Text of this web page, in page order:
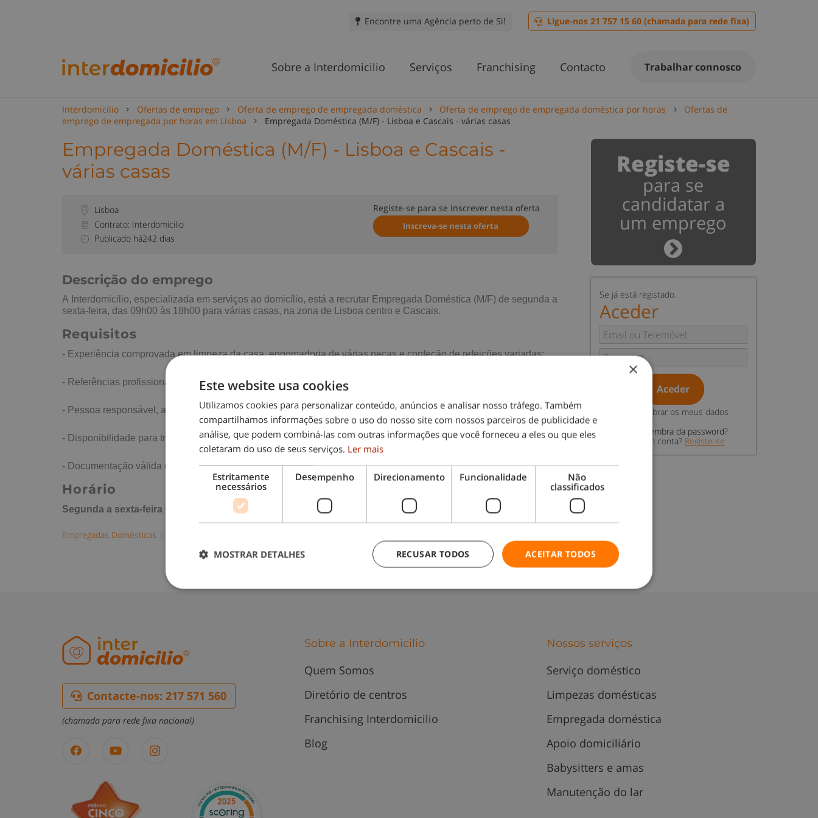
Encontre uma Agência perto de Si! Ligue-nos 21 757 15 60 (chamada para rede fixa)
Sobre a Interdomicilio Serviços Franchising Contacto Trabalhar connosco
Interdomicilio Ofertas de emprego Oferta de emprego de empregada doméstica Oferta de emprego de empregada doméstica por horas
Ofertas de
emprego de empregada por horas em Lisboa
Empregada Doméstica (M/F) - Lisboa e Cascais - várias casas
Empregada Doméstica (M/F) - Lisboa e Cascais -
várias casas
Lisboa
Contrato: Interdomicilio
Publicado há242 dias
Registe-se para se inscrever nesta oferta
Inscreva-se nesta oferta
Descrição do emprego
A Interdomicilio, especializada em serviços ao domicílio, está a recrutar Empregada Doméstica (M/F) de segunda a
sexta-feira, das 09h00 às 18h00 para várias casas, na zona de Lisboa centro e Cascais.
Requisitos
- Experiência comprovada em limpeza da casa, engomadoria de várias peças e confeção de refeições variadas;
- Referências profissionais em Portugal;
- Pessoa responsável, assídua e pontual
- Disponibilidade para trabalhar em vários domicílios
- Documentação válida em Portugal
Horário
Segunda a sexta-feira das 09h00 às 18h00 para várias casas
Empregadas Domésticas |
Registe-se
para se
candidatar a
um emprego
Se já está registado.
Aceder
Aceder
Relembrar os meus dados
Não se lembra da password?
Não tem conta? Registe-se
Contacte-nos: 217 571 560
(chamada para rede fixa nacional)
Sobre a Interdomicilio
Quem Somos
Diretório de centros
Franchising Interdomicilio
Blog
Nossos serviços
Serviço doméstico
Limpezas domésticas
Empregada doméstica
Apoio domiciliário
Babysitters e amas
Manutenção do lar
×
Este website usa cookies
Utilizamos cookies para personalizar conteúdo, anúncios e analisar nosso tráfego. Também
compartilhamos informações sobre o uso do nosso site com nossos parceiros de publicidade e
análise, que podem combiná-las com outras informações que você forneceu a eles ou que eles
coletaram do uso de seus serviços. Ler mais
Estritamente
necessários
Desempenho Direcionamento Funcionalidade
Não
classificados
ACEITAR TODOS
RECUSAR TODOS
MOSTRAR DETALHES